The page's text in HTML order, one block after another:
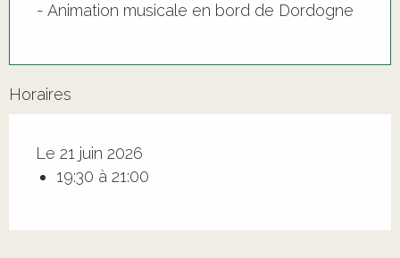
- Animation musicale en bord de Dordogne
Horaires
Le 21 juin 2026
19:30 à 21:00